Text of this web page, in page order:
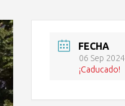
FECHA
06 Sep 2024
¡Caducado!